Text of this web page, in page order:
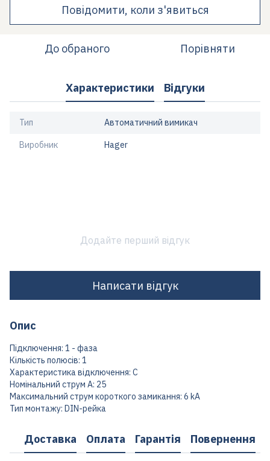
Повідомити, коли з'явиться
До обраного Порівняти
Характеристики Відгуки
Тип Автоматичний вимикач
Виробник Hager
Додайте перший відгук
Написати відгук
Опис
Підключення: 1 - фаза
Кількість полюсів: 1
Характеристика відключення: C
Номінальний струм А: 25
Максимальний струм короткого замикання: 6 kA
Тип монтажу: DIN-рейка
Доставка Оплата Гарантія Повернення